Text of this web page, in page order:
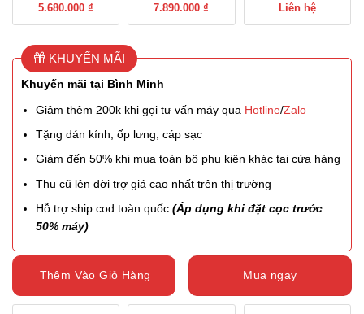
5.680.000 ₫ 7.890.000 ₫ Liên hệ
KHUYẾN MÃI
Khuyến mãi tại Bình Minh
Giảm thêm 200k khi gọi tư vấn máy qua Hotline/Zalo
Tặng dán kính, ốp lưng, cáp sạc
Giảm đến 50% khi mua toàn bộ phụ kiện khác tại cửa hàng
Thu cũ lên đời trợ giá cao nhất trên thị trường
Hỗ trợ ship cod toàn quốc (Áp dụng khi đặt cọc trước
50% máy)
Thêm Vào Giỏ Hàng Mua ngay